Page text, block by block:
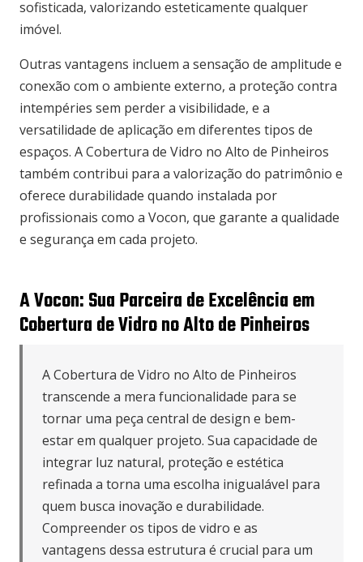
sofisticada, valorizando esteticamente qualquer
imóvel.
Outras vantagens incluem a sensação de amplitude e
conexão com o ambiente externo, a proteção contra
intempéries sem perder a visibilidade, e a
versatilidade de aplicação em diferentes tipos de
espaços. A Cobertura de Vidro no Alto de Pinheiros
também contribui para a valorização do patrimônio e
oferece durabilidade quando instalada por
profissionais como a Vocon, que garante a qualidade
e segurança em cada projeto.
A Vocon: Sua Parceira de Excelência em
Cobertura de Vidro no Alto de Pinheiros
A Cobertura de Vidro no Alto de Pinheiros
transcende a mera funcionalidade para se
tornar uma peça central de design e bem-
estar em qualquer projeto. Sua capacidade de
integrar luz natural, proteção e estética
refinada a torna uma escolha inigualável para
quem busca inovação e durabilidade.
Compreender os tipos de vidro e as
vantagens dessa estrutura é crucial para um